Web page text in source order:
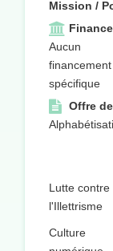
Mission /
Aucun
financement
spécifique
Offre
Lutte contre
l'Illettrisme
Culture